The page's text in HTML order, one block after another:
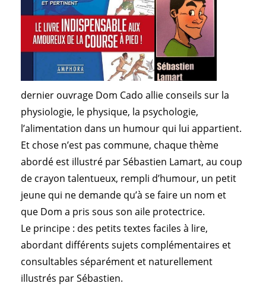
dernier ouvrage Dom Cado allie conseils sur la
physiologie, le physique, la psychologie,
l’alimentation dans un humour qui lui appartient.
Et chose n’est pas commune, chaque thème
abordé est illustré par Sébastien Lamart, au coup
de crayon talentueux, rempli d’humour, un petit
jeune qui ne demande qu’à se faire un nom et
que Dom a pris sous son aile protectrice.
Le principe : des petits textes faciles à lire,
abordant différents sujets complémentaires et
consultables séparément et naturellement
illustrés par Sébastien.